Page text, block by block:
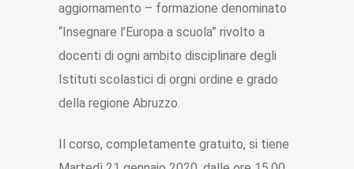
aggiornamento – formazione denominato
“Insegnare l’Europa a scuola” rivolto a
docenti di ogni ambito disciplinare degli
Istituti scolastici di orgni ordine e grado
della regione Abruzzo.
Il corso, completamente gratuito, si tiene